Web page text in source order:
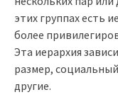
этих группах есть
более
Эта иерархия
размер,
другие.